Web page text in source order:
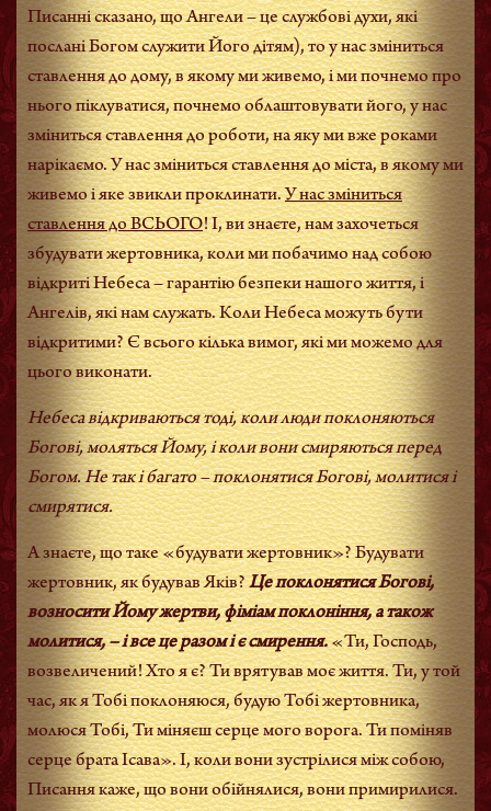
Писанні сказано, що Ангели – це службові духи, які
послані Богом служити Його дітям), то у нас зміниться
ставлення до дому, в якому ми живемо, і ми почнемо про
нього піклуватися, почнемо облаштовувати його, у нас
зміниться ставлення до роботи, на яку ми вже роками
нарікаємо. У нас зміниться ставлення до міста, в якому ми
живемо і яке звикли проклинати.У нас зміниться
ставлення до ВСЬОГО! І, ви знаєте, нам захочеться
збудувати жертовника, коли ми побачимо над собою
відкриті Небеса – гарантію безпеки нашого життя, і
Ангелів, які нам служать. Коли Небеса можуть бути
відкритими? Є всього кілька вимог, які ми можемо для
цього виконати.
Небеса відкриваються тоді, коли люди поклоняються
Богові, моляться Йому, і коли вони смиряються перед
Богом. Не так і багато – поклонятися Богові, молитися і
смирятися.
А знаєте, що таке «будувати жертовник»? Будувати
жертовник, як будував Яків?Це поклонятися Богові,
возносити Йому жертви, фіміам поклоніння, а також
молитися, – і все це разом і є смирення.«Ти, Господь,
возвеличений! Хто я є? Ти врятував моє життя. Ти, у той
час, як я Тобі поклоняюся, будую Тобі жертовника,
молюся Тобі, Ти міняєш серце мого ворога. Ти поміняв
серце брата Ісава». І, коли вони зустрілися між собою,
Писання каже, що вони обійнялися, вони примирилися.